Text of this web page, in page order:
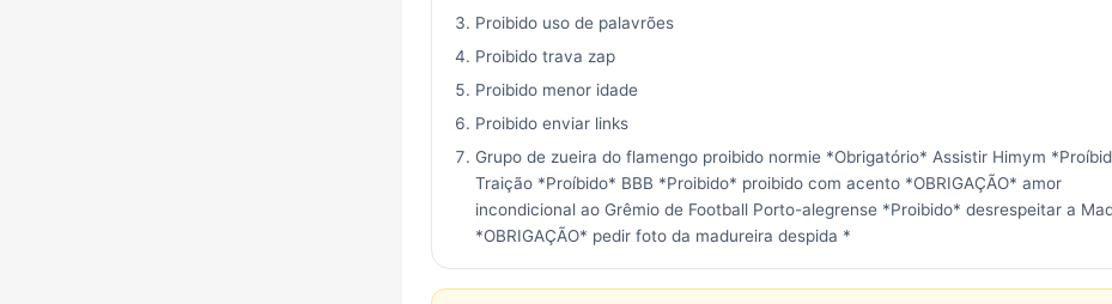
Proibido uso de palavrões
Proibido trava zap
Proibido menor idade
Proibido enviar links
Grupo de zueira do flamengo proibido normie *Obrigatório* Assistir Himym
Traição *Proíbido* BBB *Proibido* proibido com acento *OBRIGAÇÃO* amor
incondicional ao Grêmio de Football Porto-alegrense *Proibido* desrespeitar a
*OBRIGAÇÃO* pedir foto da madureira despida *